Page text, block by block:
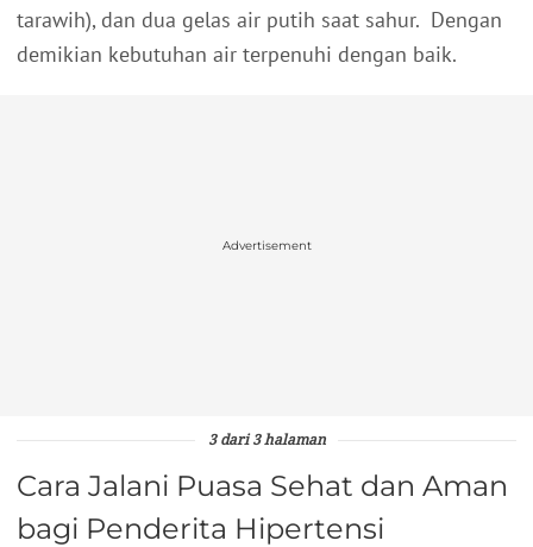
tarawih), dan dua gelas air putih saat sahur. Dengan
demikian kebutuhan air terpenuhi dengan baik.
Advertisement
3 dari 3 halaman
Cara Jalani Puasa Sehat dan Aman
bagi Penderita Hipertensi